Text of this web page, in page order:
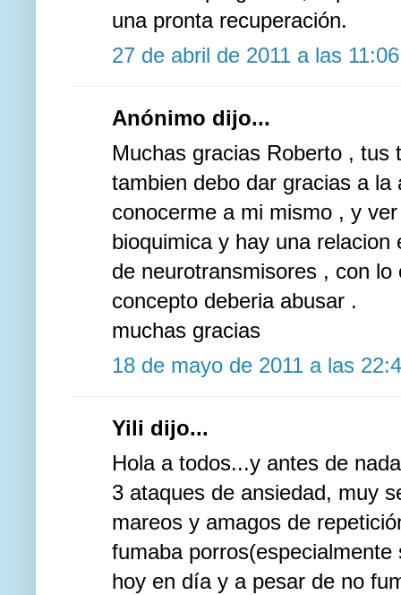
una pronta recuperación.
27 de abril de 2011 a las 11:06
Anónimo dijo...
Muchas gracias Roberto ,
tambien debo dar gracias a
conocerme a mi mismo , y
bioquimica y hay una
de neurotransmisores , con
concepto deberia abusar .
muchas gracias
18 de mayo de 2011 a las
Yili dijo...
Hola a todos...y antes de
3 ataques de ansiedad, muy
mareos y amagos de
fumaba
hoy en día y a pesar de no